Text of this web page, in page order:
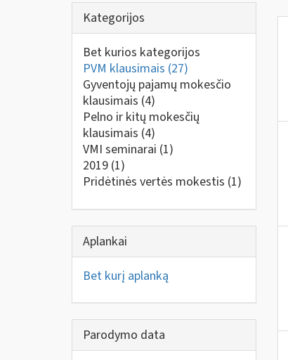
Kategorijos
Bet kurios kategorijos
PVM klausimais (27)
Gyventojų pajamų mokesčio
klausimais (4)
Pelno ir kitų mokesčių
klausimais (4)
VMI seminarai (1)
2019 (1)
Pridėtinės vertės mokestis (1)
Aplankai
Bet kurį aplanką
Parodymo data